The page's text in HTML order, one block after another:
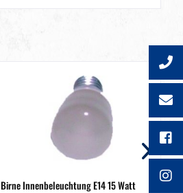
Birne Innenbeleuchtung E14 15 Watt